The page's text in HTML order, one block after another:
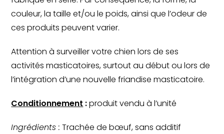
couleur, la taille et/ou le poids, ainsi que l’odeur de
ces produits peuvent varier.
Attention à surveiller votre chien lors de ses
activités masticatoires, surtout au début ou lors de
l’intégration d’une nouvelle friandise masticatoire.
Conditionnement :produit vendu à l’unité
Ingrédients : Trachée de bœuf, sans additif